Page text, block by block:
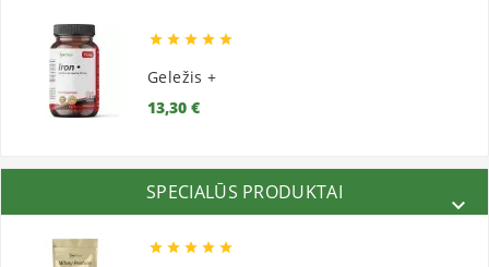
    
Geležis +
13,30 €Kaina
SPECIALŪS PRODUKTAI

    